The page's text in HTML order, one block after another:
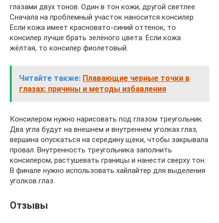
глазами двух тонов. Один в тон кожи, другой светлее.
Сначала на проблемный участок наносится консилер.
Если кожа имеет красновато-синий оттенок, то
консилер лучше брать зелёного цвета. Если кожа
жёлтая, то консилер фиолетовый.
Читайте также: Плавающие черные точки в
глазах: причины и методы избавления
Консилером нужно нарисовать под глазом треугольник.
Два угла будут на внешнем и внутреннем уголках глаз,
вершина опускаться на середину щеки, чтобы закрывала
провал. Внутренность треугольника заполнить
консилером, растушевать границы и нанести сверху тон.
В финале нужно использовать хайлайтер для выделения
уголков глаз.
Отзывы